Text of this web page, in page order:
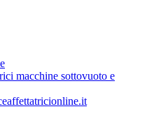
macchine sottovuoto e